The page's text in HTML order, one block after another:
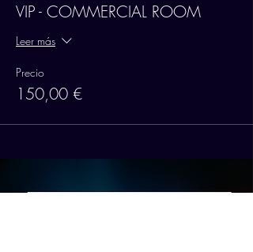
VIP - COMMERCIAL ROOM
Leer más
Precio
150,00 €